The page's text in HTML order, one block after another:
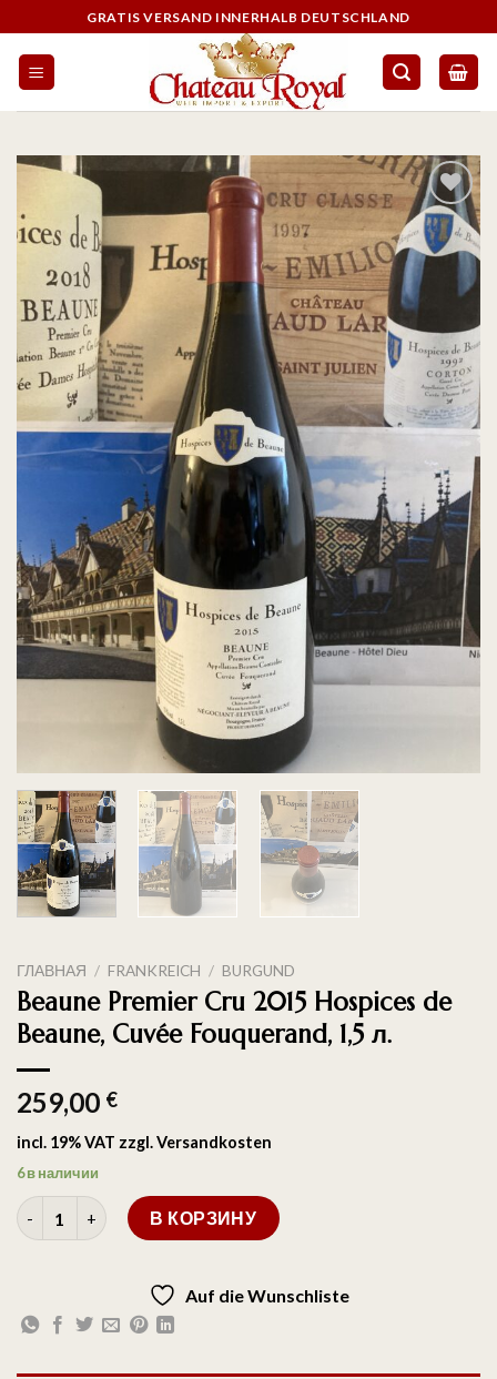
GRATIS VERSAND INNERHALB DEUTSCHLAND
Auf die
Wunschliste
ГЛАВНАЯ / FRANKREICH / BURGUND
Beaune Premier Cru 2015 Hospices de
Beaune, Cuvée Fouquerand, 1,5 л.
259,00 €
incl. 19% VAT zzgl.Versandkosten
6 в наличии
В КОРЗИНУ
Auf die Wunschliste